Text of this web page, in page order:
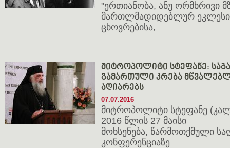
"ერთიანობა, ანუ ორმხრივი
მართლმადიდებლურ
ცხოვრებისა,
მიტროპოლიტი სტეფანე:
გამართული კრება
აღიარებს
07.07.2016
მიტროპოლიტი სტეფანე
2016 წლის 27 მაისი
მოხსენება, წარმოთქმული
კონფერენციაზე